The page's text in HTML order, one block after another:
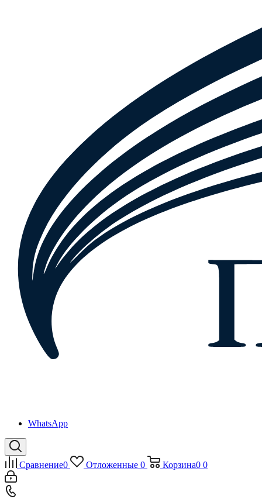
WhatsApp
Сравнение0 Отложенные 0 Корзина0 0